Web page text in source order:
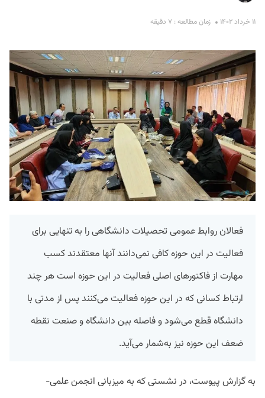
۱۱ خرداد ۱۴۰۲ زمان مطالعه : ۷ دقیقه
فعالان روابط عمومی تحصیلات دانشگاهی را به تنهایی برای
فعالیت در این حوزه کافی نمی‌دانند آنها معتقدند کسب
مهارت از فاکتورهای اصلی فعالیت در این حوزه است هر چند
ارتباط کسانی که در این حوزه فعالیت می‌کنند پس از مدتی با
دانشگاه قطع می‌شود و فاصله بین دانشگاه و صنعت نقطه
ضعف این حوزه نیز به‌شمار می‌آید.
به گزارش پیوست، در نشستی که به میزبانی انجمن علمی-